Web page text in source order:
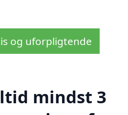
og uforpligtende
mindst 3